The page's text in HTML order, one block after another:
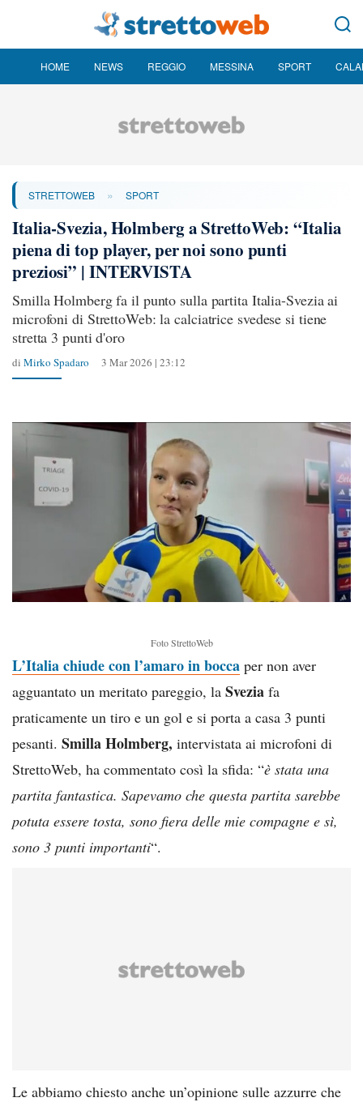
HOME NEWS REGGIO MESSINA SPORT
STRETTOWEB » SPORT
Italia-Svezia, Holmberg a StrettoWeb: “Italia
piena di top player, per noi sono punti
preziosi” | INTERVISTA
Smilla Holmberg fa il punto sulla partita Italia-Svezia ai
microfoni di StrettoWeb: la calciatrice svedese si tiene
stretta 3 punti d'oro
di Mirko Spadaro 3 Mar 2026 | 23:12
Foto StrettoWeb
L’Italia chiude con l’amaro in bocca per non aver
agguantato un meritato pareggio, la Svezia fa
praticamente un tiro e un gol e si porta a casa 3 punti
pesanti. Smilla Holmberg, intervistata ai microfoni di
StrettoWeb, ha commentato così la sfida: “è stata una
partita fantastica. Sapevamo che questa partita sarebbe
potuta essere tosta, sono fiera delle mie compagne e sì,
sono 3 punti importanti“.
Le abbiamo chiesto anche un’opinione sulle azzurre che